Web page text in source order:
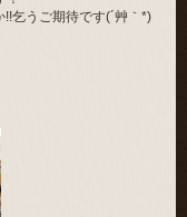
乞うご期待です(´艸｀*)